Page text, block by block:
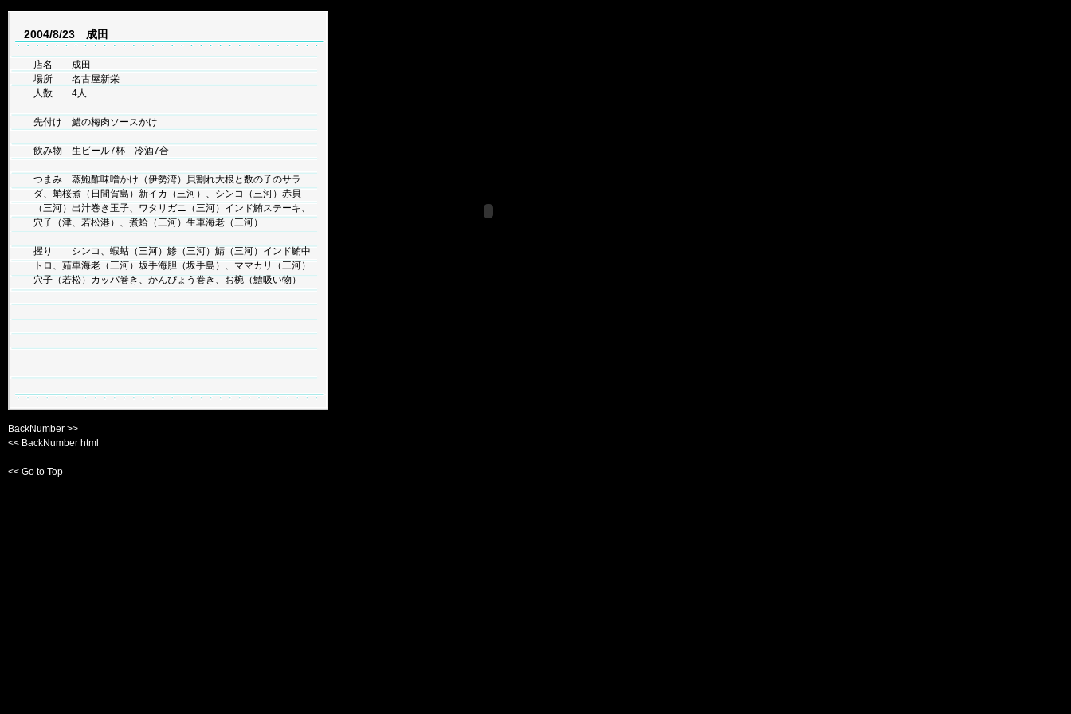
2004/8/23 成田
店名 成田
場所 名古屋新栄
人数 4人
先付け 鱧の梅肉ソースかけ
飲み物 生ビール7杯 冷酒7合
つまみ 蒸鮑酢味噌かけ（伊勢湾）貝割れ大根と数の子のサラ
ダ、蛸桜煮（日間賀島）新イカ（三河）、シンコ（三河）赤貝
（三河）出汁巻き玉子、ワタリガニ（三河）インド鮪ステーキ、
穴子（津、若松港）、煮蛤（三河）生車海老（三河）
握り シンコ、蝦蛄（三河）鯵（三河）鯖（三河）インド鮪中
トロ、茹車海老（三河）坂手海胆（坂手島）、ママカリ（三河）
穴子（若松）カッパ巻き、かんぴょう巻き、お椀（鱧吸い物）
BackNumber >>
<< BackNumber html
<< Go to Top